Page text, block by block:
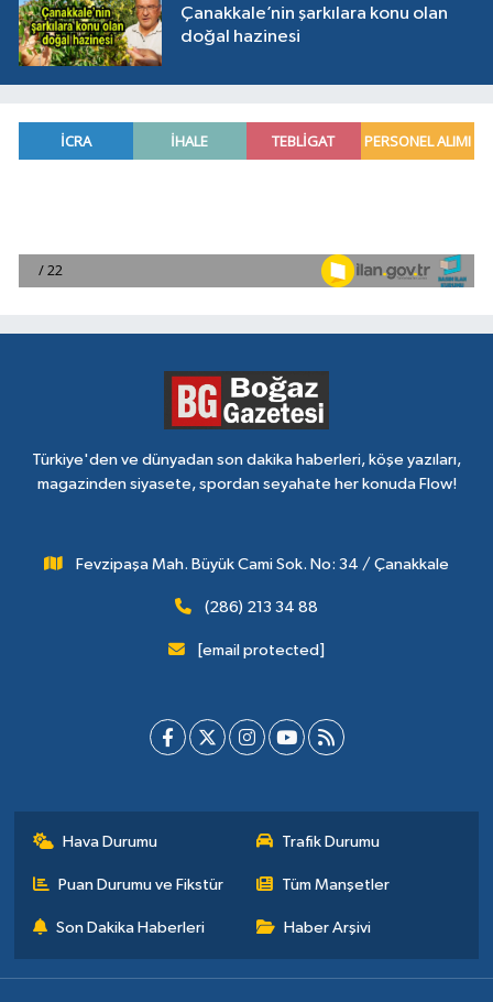
Çanakkale’nin şarkılara konu olan
doğal hazinesi
Türkiye'den ve dünyadan son dakika haberleri, köşe yazıları,
magazinden siyasete, spordan seyahate her konuda Flow!
Fevzipaşa Mah. Büyük Cami Sok. No: 34 / Çanakkale
(286) 213 34 88
[email protected]
Hava Durumu Trafik Durumu
Puan Durumu ve Fikstür Tüm Manşetler
Son Dakika Haberleri Haber Arşivi